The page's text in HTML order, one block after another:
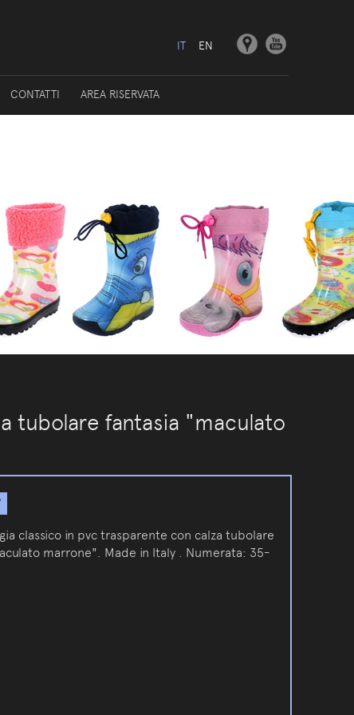
EN
IT
CONTATTI AREA RISERVATA
tubolare fantasia "maculato
classico in pvc trasparente con calza tubolare
marrone". Made in Italy . Numerata: 35-